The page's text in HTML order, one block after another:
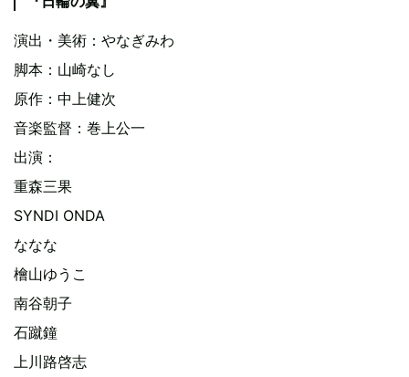
演出・美術：やなぎみわ
脚本：山崎なし
原作：中上健次
音楽監督：巻上公一
出演：
重森三果
SYNDI ONDA
ななな
檜山ゆうこ
南谷朝子
石蹴鐘
上川路啓志